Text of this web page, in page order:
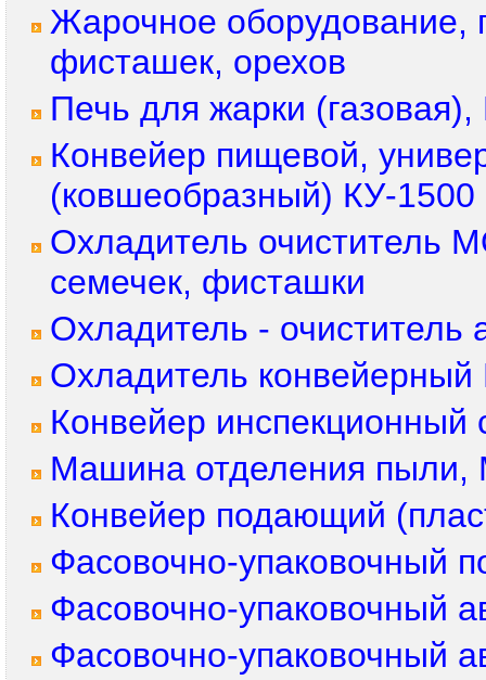
Жарочное
фисташек, орехов
Печь для жарки
Конвейер пищевой,
(ковшеобразный) КУ-1500
Охладитель очиститель
семечек, фисташки
Охладитель -
Охладитель
Конвейер
Машина отделения
Конвейер подающий
Фасовочно-упаковочный
Фасовочно-упаковочный
Фасовочно-упаковочный